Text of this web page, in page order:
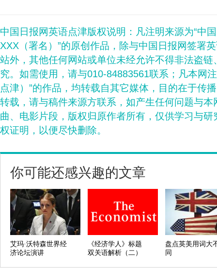
中国日报网英语点津版权说明：凡注明来源为“中
XXX（署名）”的原创作品，除与中国日报网签署
站外，其他任何网站或单位未经允许不得非法盗
究。如需使用，请与010-84883561联系；凡本网
点津）”的作品，均转载自其它媒体，目的在于传
转载，请与稿件来源方联系，如产生任何问题与
曲、电影片段，版权归原作者所有，仅供学习与
权证明，以便尽快删除。
你可能还感兴趣的文章
艾玛·沃特森世界经
济论坛演讲
《经济学人》标题
双关语解析（二）
盘点英美用词大
同